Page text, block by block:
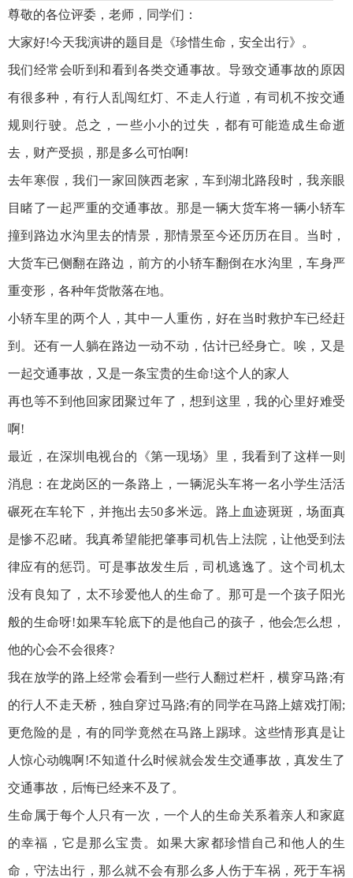
尊敬的各位评委，老师，同学们：
大家好!今天我演讲的题目是《珍惜生命，安全出行》。
我们经常会听到和看到各类交通事故。导致交通事故的原因
有很多种，有行人乱闯红灯、不走人行道，有司机不按交通
规则行驶。总之，一些小小的过失，都有可能造成生命逝
去，财产受损，那是多么可怕啊!
去年寒假，我们一家回陕西老家，车到湖北路段时，我亲眼
目睹了一起严重的交通事故。那是一辆大货车将一辆小轿车
撞到路边水沟里去的情景，那情景至今还历历在目。当时，
大货车已侧翻在路边，前方的小轿车翻倒在水沟里，车身严
重变形，各种年货散落在地。
小轿车里的两个人，其中一人重伤，好在当时救护车已经赶
到。还有一人躺在路边一动不动，估计已经身亡。唉，又是
一起交通事故，又是一条宝贵的生命!这个人的家人
再也等不到他回家团聚过年了，想到这里，我的心里好难受
啊!
最近，在深圳电视台的《第一现场》里，我看到了这样一则
消息：在龙岗区的一条路上，一辆泥头车将一名小学生活活
碾死在车轮下，并拖出去50多米远。路上血迹斑斑，场面真
是惨不忍睹。我真希望能把肇事司机告上法院，让他受到法
律应有的惩罚。可是事故发生后，司机逃逸了。这个司机太
没有良知了，太不珍爱他人的生命了。那可是一个孩子阳光
般的生命呀!如果车轮底下的是他自己的孩子，他会怎么想，
他的心会不会很疼?
我在放学的路上经常会看到一些行人翻过栏杆，横穿马路;有
的行人不走天桥，独自穿过马路;有的同学在马路上嬉戏打闹;
更危险的是，有的同学竟然在马路上踢球。这些情形真是让
人惊心动魄啊!不知道什么时候就会发生交通事故，真发生了
交通事故，后悔已经来不及了。
生命属于每个人只有一次，一个人的生命关系着亲人和家庭
的幸福，它是那么宝贵。如果大家都珍惜自己和他人的生
命，守法出行，那么就不会有那么多人伤于车祸，死于车祸